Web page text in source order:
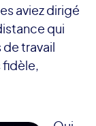
aviez dirigé
qui
travail
fidèle,